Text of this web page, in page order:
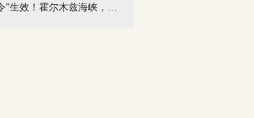
今天“禁油令”生效！霍尔木兹海峡，伊朗...